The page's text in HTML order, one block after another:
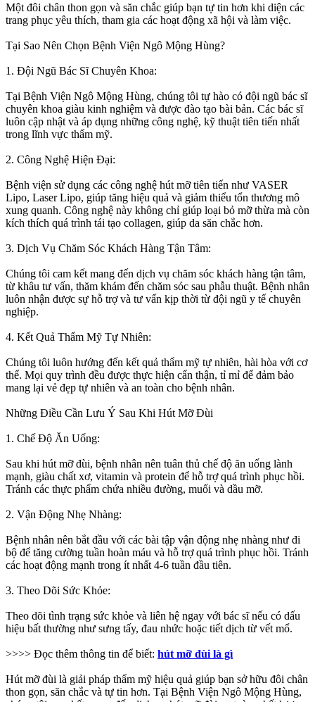
Một đôi chân thon gọn và săn chắc giúp bạn tự tin hơn khi diện các
trang phục yêu thích, tham gia các hoạt động xã hội và làm việc.
Tại Sao Nên Chọn Bệnh Viện Ngô Mộng Hùng?
1. Đội Ngũ Bác Sĩ Chuyên Khoa:
Tại Bệnh Viện Ngô Mộng Hùng, chúng tôi tự hào có đội ngũ bác sĩ
chuyên khoa giàu kinh nghiệm và được đào tạo bài bản. Các bác sĩ
luôn cập nhật và áp dụng những công nghệ, kỹ thuật tiên tiến nhất
trong lĩnh vực thẩm mỹ.
2. Công Nghệ Hiện Đại:
Bệnh viện sử dụng các công nghệ hút mỡ tiên tiến như VASER
Lipo, Laser Lipo, giúp tăng hiệu quả và giảm thiểu tổn thương mô
xung quanh. Công nghệ này không chỉ giúp loại bỏ mỡ thừa mà còn
kích thích quá trình tái tạo collagen, giúp da săn chắc hơn.
3. Dịch Vụ Chăm Sóc Khách Hàng Tận Tâm:
Chúng tôi cam kết mang đến dịch vụ chăm sóc khách hàng tận tâm,
từ khâu tư vấn, thăm khám đến chăm sóc sau phẫu thuật. Bệnh nhân
luôn nhận được sự hỗ trợ và tư vấn kịp thời từ đội ngũ y tế chuyên
nghiệp.
4. Kết Quả Thẩm Mỹ Tự Nhiên:
Chúng tôi luôn hướng đến kết quả thẩm mỹ tự nhiên, hài hòa với cơ
thể. Mọi quy trình đều được thực hiện cẩn thận, tỉ mỉ để đảm bảo
mang lại vẻ đẹp tự nhiên và an toàn cho bệnh nhân.
Những Điều Cần Lưu Ý Sau Khi Hút Mỡ Đùi
1. Chế Độ Ăn Uống:
Sau khi hút mỡ đùi, bệnh nhân nên tuân thủ chế độ ăn uống lành
mạnh, giàu chất xơ, vitamin và protein để hỗ trợ quá trình phục hồi.
Tránh các thực phẩm chứa nhiều đường, muối và dầu mỡ.
2. Vận Động Nhẹ Nhàng:
Bệnh nhân nên bắt đầu với các bài tập vận động nhẹ nhàng như đi
bộ để tăng cường tuần hoàn máu và hỗ trợ quá trình phục hồi. Tránh
các hoạt động mạnh trong ít nhất 4-6 tuần đầu tiên.
3. Theo Dõi Sức Khỏe:
Theo dõi tình trạng sức khỏe và liên hệ ngay với bác sĩ nếu có dấu
hiệu bất thường như sưng tấy, đau nhức hoặc tiết dịch từ vết mổ.
>>>> Đọc thêm thông tin để biết: hút mỡ đùi là gì
Hút mỡ đùi là giải pháp thẩm mỹ hiệu quả giúp bạn sở hữu đôi chân
thon gọn, săn chắc và tự tin hơn. Tại Bệnh Viện Ngô Mộng Hùng,